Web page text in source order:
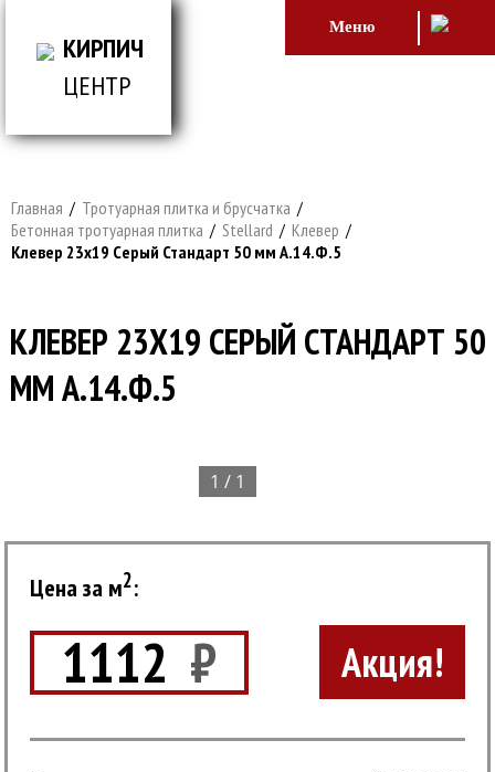
КИРПИЧ
ЦЕНТР
Меню
Главная / Тротуарная плитка и брусчатка /
Бетонная тротуарная плитка / Stellard / Клевер /
Клевер 23х19 Серый Стандарт 50 мм А.14.Ф.5
КЛЕВЕР 23Х19 СЕРЫЙ СТАНДАРТ 50
ММ А.14.Ф.5
1 / 1
Цена за м2:
1112 ₽ Акция!